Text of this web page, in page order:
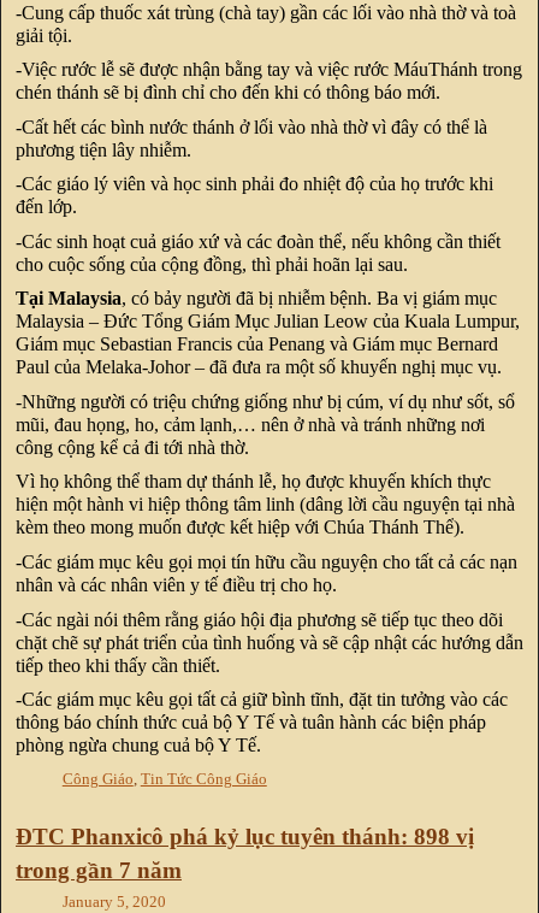
-Cung cấp thuốc xát trùng (chà tay) gần các lối vào nhà thờ và toà
giải tội.
-Việc rước lễ sẽ được nhận bằng tay và việc rước MáuThánh trong
chén thánh sẽ bị đình chỉ cho đến khi có thông báo mới.
-Cất hết các bình nước thánh ở lối vào nhà thờ vì đây có thể là
phương tiện lây nhiễm.
-Các giáo lý viên và học sinh phải đo nhiệt độ của họ trước khi
đến lớp.
-Các sinh hoạt cuả giáo xứ và các đoàn thể, nếu không cần thiết
cho cuộc sống của cộng đồng, thì phải hoãn lại sau.
Tại Malaysia, có bảy người đã bị nhiễm bệnh. Ba vị giám mục
Malaysia – Đức Tổng Giám Mục Julian Leow của Kuala Lumpur,
Giám mục Sebastian Francis của Penang và Giám mục Bernard
Paul của Melaka-Johor – đã đưa ra một số khuyến nghị mục vụ.
-Những người có triệu chứng giống như bị cúm, ví dụ như sốt, sổ
mũi, đau họng, ho, cảm lạnh,… nên ở nhà và tránh những nơi
công cộng kể cả đi tới nhà thờ.
Vì họ không thể tham dự thánh lễ, họ được khuyến khích thực
hiện một hành vi hiệp thông tâm linh (dâng lời cầu nguyện tại nhà
kèm theo mong muốn được kết hiệp với Chúa Thánh Thể).
-Các giám mục kêu gọi mọi tín hữu cầu nguyện cho tất cả các nạn
nhân và các nhân viên y tế điều trị cho họ.
-Các ngài nói thêm rằng giáo hội địa phương sẽ tiếp tục theo dõi
chặt chẽ sự phát triển của tình huống và sẽ cập nhật các hướng dẫn
tiếp theo khi thấy cần thiết.
-Các giám mục kêu gọi tất cả giữ bình tĩnh, đặt tin tưởng vào các
thông báo chính thức cuả bộ Y Tế và tuân hành các biện pháp
phòng ngừa chung cuả bộ Y Tế.
Công Giáo Tin Tức Công Giáo
ĐTC Phanxicô phá kỷ lục tuyên thánh: 898 vị
trong gần 7 năm
January 5, 2020